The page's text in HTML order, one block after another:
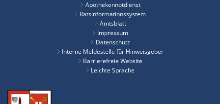
Apothekennotdienst
Ratsinformationssystem
Amtsblatt
Impressum
Datenschutz
Interne Meldestelle für Hinweisgeber
Barrierefreie Website
Leichte Sprache